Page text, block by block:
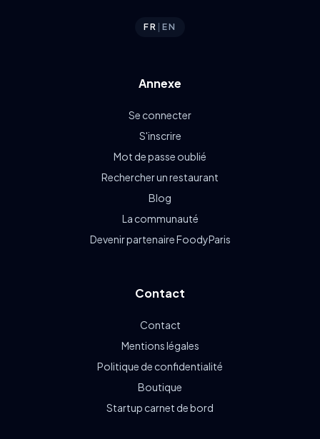
FR |EN
Annexe
Se connecter
S'inscrire
Mot de passe oublié
Rechercher un restaurant
Blog
La communauté
Devenir partenaire FoodyParis
Contact
Contact
Mentions légales
Politique de confidentialité
Boutique
Startup carnet de bord